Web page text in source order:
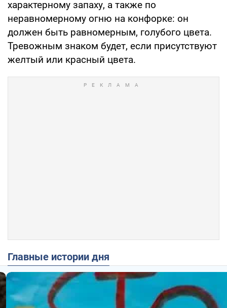
характерному запаху, а также по
неравномерному огню на конфорке: он
должен быть равномерным, голубого цвета.
Тревожным знаком будет, если присутствуют
желтый или красный цвета.
Главные истории дня